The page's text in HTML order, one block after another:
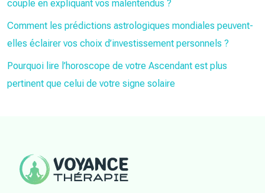
couple en expliquant vos malentendus ?
Comment les prédictions astrologiques mondiales peuvent-
elles éclairer vos choix d’investissement personnels ?
Pourquoi lire l’horoscope de votre Ascendant est plus
pertinent que celui de votre signe solaire